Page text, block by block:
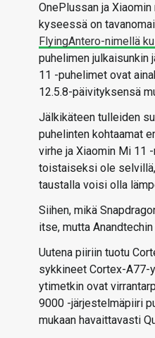
OnePlussan ja
kyseessä on
FlyingAntero-nimellä
puhelimen julkaisunkin
11 -puhelimet ovat
12.5.8-päivityksensä
Jälkikäteen tulleiden
puhelinten kohtaamat
virhe ja Xiaomin Mi 11
toistaiseksi ole
taustalla voisi olla
Siihen, mikä
itse, mutta
Uutena piiriin tuotu
sykkineet Cortex-A77-
ytimetkin ovat
9000 -järjestelmäpiiri
mukaan havaittavasti